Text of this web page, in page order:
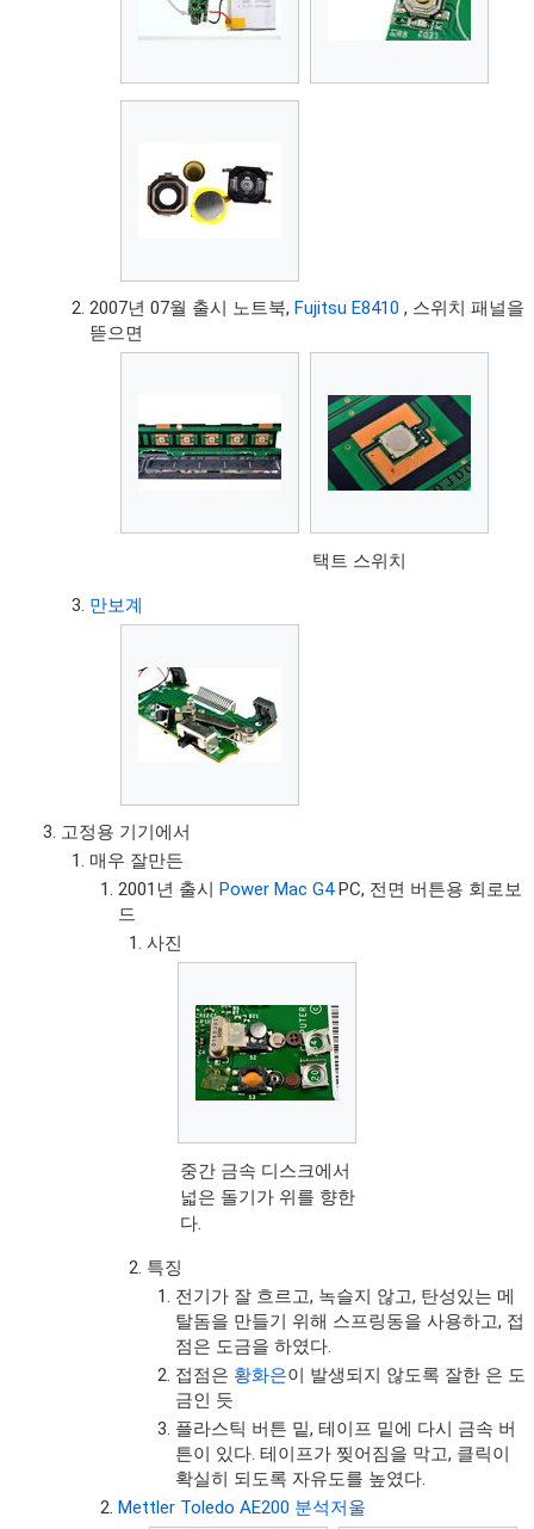
2007년 07월 출시 노트북,Fujitsu E8410 , 스위치 패널을
뜯으면
택트 스위치
만보계
고정용 기기에서
매우 잘만든
2001년 출시Power Mac G4PC, 전면 버튼용 회로보
드
사진
중간 금속 디스크에서
넓은 돌기가 위를 향한
다.
특징
전기가 잘 흐르고, 녹슬지 않고, 탄성있는 메
탈돔을 만들기 위해 스프링동을 사용하고, 접
점은 도금을 하였다.
접점은 황화은이 발생되지 않도록 잘한 은 도
금인 듯
플라스틱 버튼 밑, 테이프 밑에 다시 금속 버
튼이 있다. 테이프가 찢어짐을 막고, 클릭이
확실히 되도록 자유도를 높였다.
Mettler Toledo AE200 분석저울